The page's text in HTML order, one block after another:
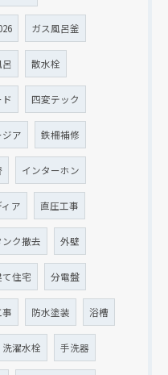
ガス風呂釜
散水栓
四変テック
ジア 鉄柵補修
インターホン
ア 直圧工事
ンク撤去 外壁
て住宅 分電盤
防水塗装 浴槽
洗濯水栓 手洗器